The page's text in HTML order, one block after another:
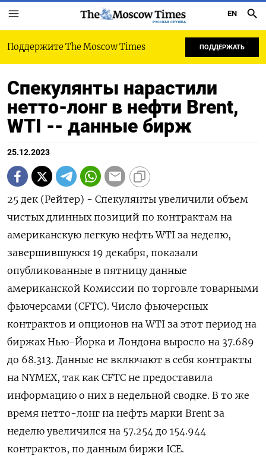
РУССКАЯ СЛУЖБА
EN
Поддержите The Moscow Times ПОДДЕРЖАТЬ
Спекулянты нарастили
нетто-лонг в нефти Brent,
WTI -- данные бирж
25.12.2023
25 дек (Рейтер) - Спекулянты увеличили объем
чистых длинных позиций по контрактам на
американскую легкую нефть WTI за неделю,
завершившуюся 19 декабря, показали
опубликованные в пятницу данные
американской Комиссии по торговле товарными
фьючерсами (CFTC). Число фьючерсных
контрактов и опционов на WTI за этот период на
биржах Нью-Йорка и Лондона выросло на 37.689
до 68.313. Данные не включают в себя контракты
на NYMEX, так как CFTC не предоставила
информацию о них в недельной сводке. В то же
время нетто-лонг на нефть марки Brent за
неделю увеличился на 57.254 до 154.944
контрактов, по данным биржи ICE.